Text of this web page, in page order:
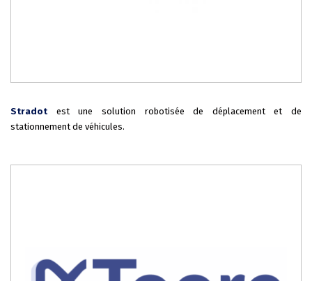
Stradot
est une solution robotisée de déplacement et de
stationnement de véhicules.